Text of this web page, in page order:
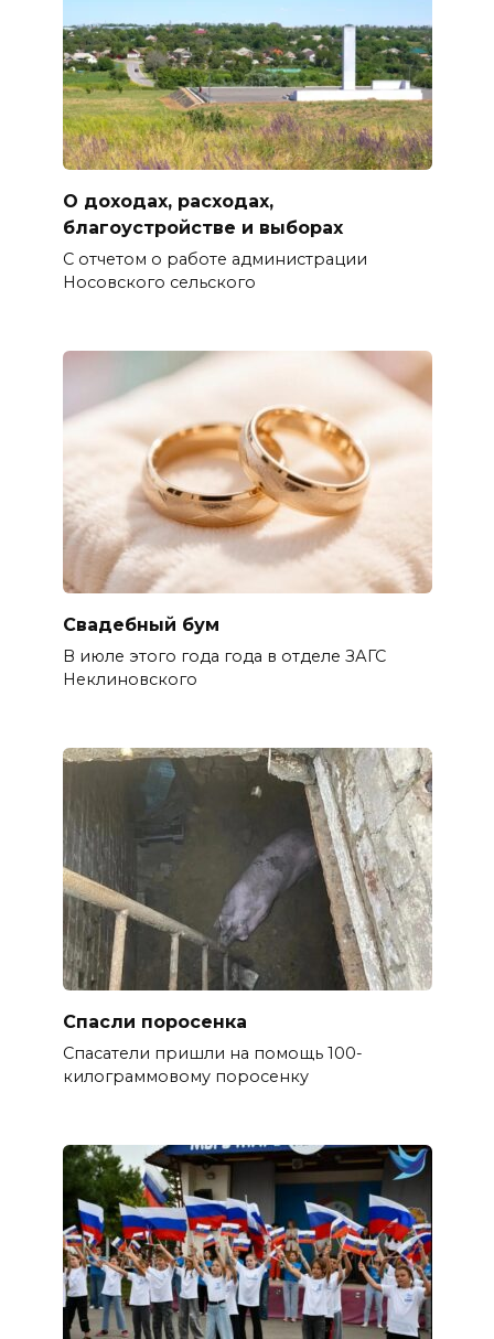
О доходах, расходах,
благоустройстве и выборах
С отчетом о работе администрации
Носовского сельского
Свадебный бум
В июле этого года года в отделе ЗАГС
Неклиновского
Спасли поросенка
Спасатели пришли на помощь 100-
килограммовому поросенку